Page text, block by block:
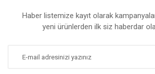
Haber listemize kayıt olarak
yeni ürünlerden ilk siz haberdar